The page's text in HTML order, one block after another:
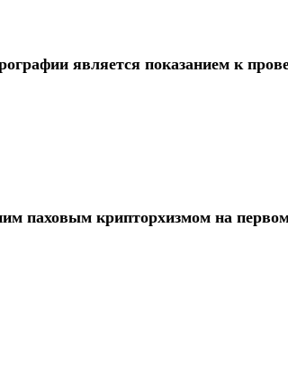
является показанием к
паховым крипторхизмом на